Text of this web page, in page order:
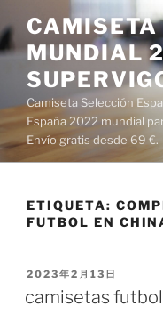
al
contenido
MUNDIAL
Camiseta Selección
España 2022 mundial
Envío gratis desde 69 €.
ETIQUETA:
FUTBOL EN
PUBLICADO
2023年2月13日
camisetas